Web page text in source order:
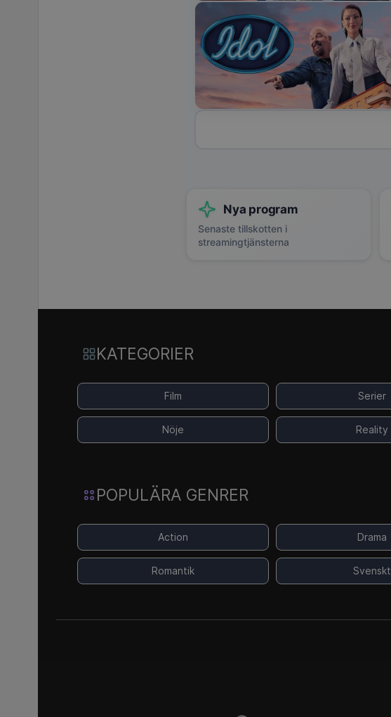
Nya program
Senaste tillskotten i
streamingtjänsterna
KATEGORIER
Film Serier
Nöje Reality
POPULÄRA GENRER
Action Drama
Romantik Svenskt